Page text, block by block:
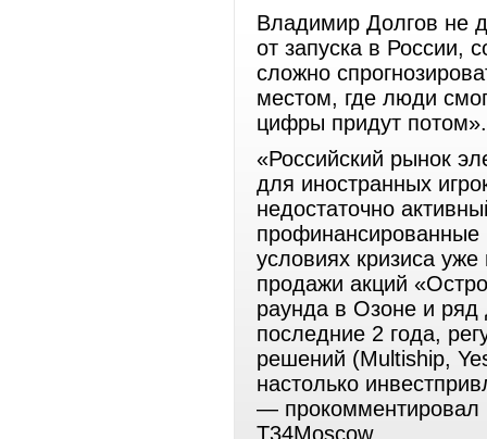
Владимир Долгов не
от запуска в России,
сложно
местом, где люди
цифры придут потом».
«Российский рынок
для иностранных
недостаточно
профинансированные
условиях кризиса
продажи акций
раунда в Озоне и ряд
последние 2 года,
решений (Multiship,
настолько
— прокомментировал
T34Moscow.